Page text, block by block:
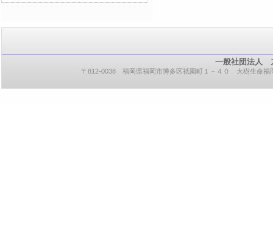
一般社団法人
〒812-0038 福岡県福岡市博多区祇園町１－４０ 大樹生命